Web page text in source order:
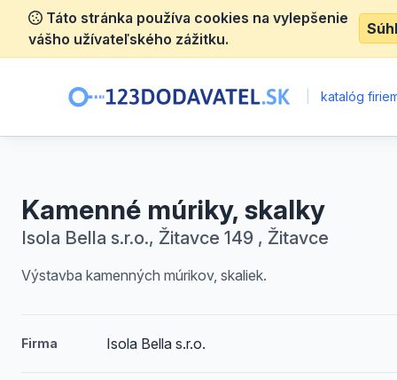
Táto stránka používa cookies na vylepšenie
vášho užívateľského zážitku.
katalóg
Kamenné múriky, skalky
Isola Bella s.r.o., Žitavce 149 , Žitavce
Výstavba kamenných múrikov, skaliek.
Firma Isola Bella s.r.o.